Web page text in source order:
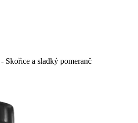
Skořice a sladký pomeranč